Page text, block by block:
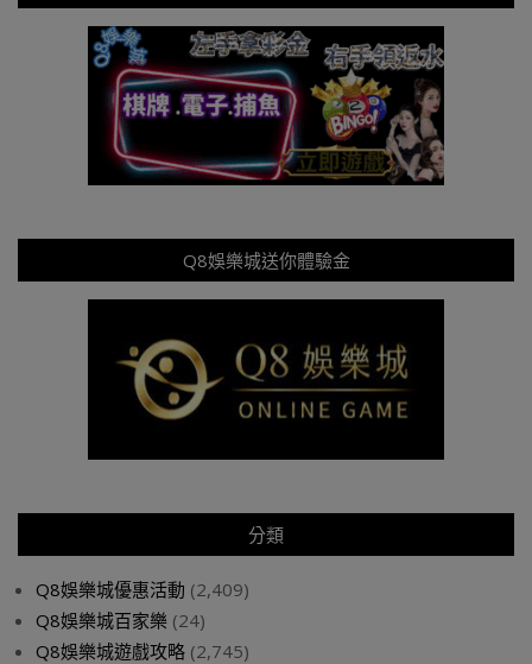
Q8娛樂城送你體驗金
分類
Q8娛樂城優惠活動 (2,409)
Q8娛樂城百家樂 (24)
Q8娛樂城遊戲攻略 (2,745)